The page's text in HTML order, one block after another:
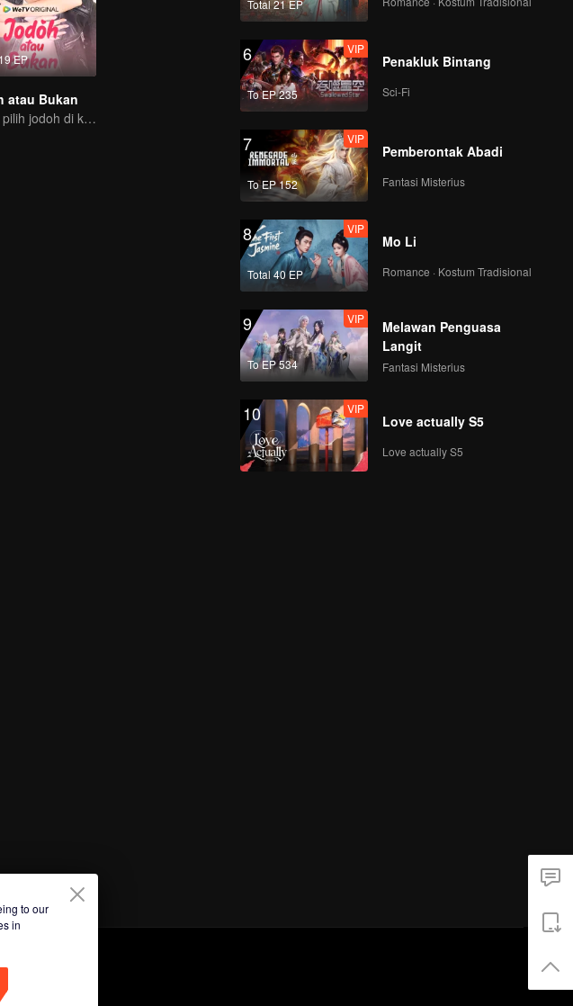
EP
atau Bukan
Galau pilih jodoh di kota kecil
Total 21 EP
6
To EP 235
VIP
Penakluk Bintang
Sci-Fi
7
To EP 152
VIP
Pemberontak Abadi
Fantasi Misterius
8
Total 40 EP
VIP
Mo Li
Romance · Kostum Tradisional
9
To EP 534
VIP
Melawan Penguasa
Langit
Fantasi Misterius
10 VIP
Love actually S5
Love actually S5
to our
in